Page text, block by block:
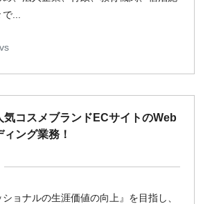
...
気コスメブランドECサイトのWeb
ング業務！
ョナルの生涯価値の向上』を目指し、